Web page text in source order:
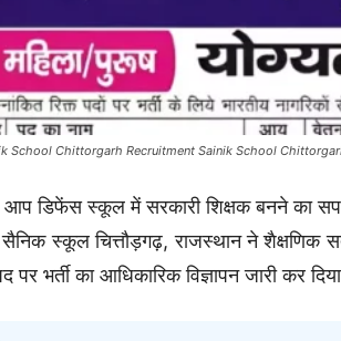
School Chittorgarh Recruitment Sainik School
आप डिफेंस स्कूल में सरकारी शिक्षक बनने का
स्कूल चित्तौड़गढ़, राजस्थान ने
पर भर्ती का आधिकारिक विज्ञापन जारी कर